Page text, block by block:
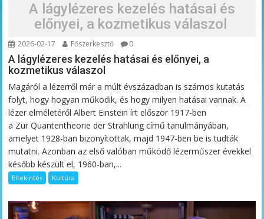
A lágylézeres kezelés hatásai és
előnyei, a kozmetikus válaszol
2026-02-17 Főszerkesztő 0
A lágylézeres kezelés hatásai és előnyei, a
kozmetikus válaszol
Magáról a lézerről már a múlt évszázadban is számos kutatás
folyt, hogy hogyan működik, és hogy milyen hatásai vannak. A
lézer elméletéről Albert Einstein írt először 1917-ben
a Zur Quantentheorie der Strahlung című tanulmányában,
amelyet 1928-ban bizonyítottak, majd 1947-ben be is tudták
mutatni. Azonban az első valóban működő lézerműszer évekkel
később készült el, 1960-ban,...
Eltekintés Kultúra